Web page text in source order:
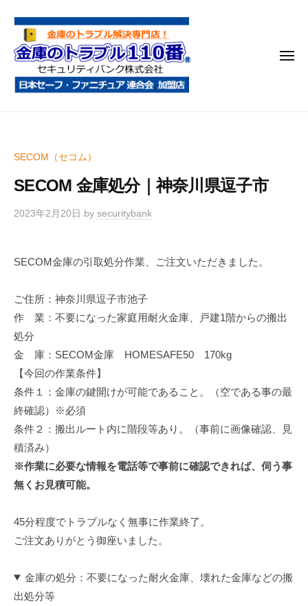
ラ
ブ
1
番
開
け
処
移
・
修
理
等
の
専
メ
SECOM（セコム）
SECOM 金庫処分｜神奈川県逗子市
2023年2月20日 by securitybank
SECOM金庫の引取処分作業、ご注文いただきました。
ご住所：神奈川県逗子市池子
作 業：不要になった家庭用耐火金庫、戸建1階からの搬出
処分
金 庫：SECOM金庫 HOMESAFE50 170kg
【今回の作業条件】
条件１：金庫の鍵開けが可能であること。（空である事の最
終確認）※必須
条件２：搬出ルート内に階段等あり。（事前に画像確認、見
積済み）
※作業に必要な情報を電話等で事前に確認できれば、伺う事
無くお見積可能。
45分程度でトラブルなく無事に作業終了。
ご注文ありがとう御座いました。
金庫の処分：不要になった耐火金庫、壊れた金庫などの搬
出処分等
庫
の
ト
ラ
ブ